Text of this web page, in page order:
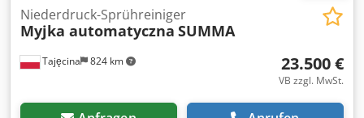
Tajęcina 824 km
Niederdruck-Sprühreiniger
Myjka automatyczna SUMMA
23.500 €
VB zzgl. MwSt.